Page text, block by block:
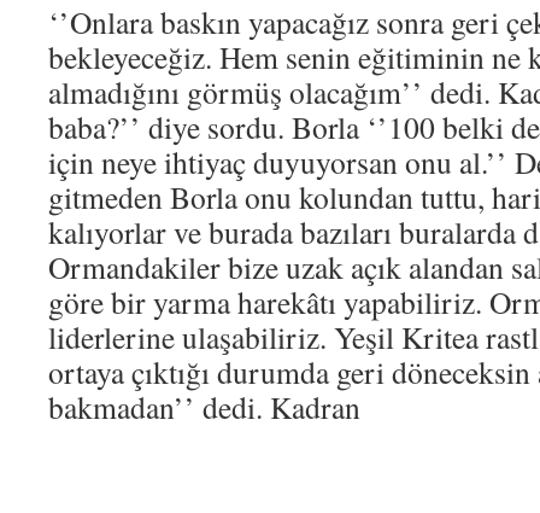
‘’Onlara baskın yapacağız sonra geri
bekleyeceğiz. Hem senin eğitiminin ne
almadığını görmüş olacağım’’ dedi.
baba?’’ diye sordu. Borla ‘’100 belki
için neye ihtiyaç duyuyorsan onu al.’’
gitmeden Borla onu kolundan tuttu,
kalıyorlar ve burada bazıları buralarda
Ormandakiler bize uzak açık alandan
göre bir yarma harekâtı yapabiliriz.
liderlerine ulaşabiliriz. Yeşil Kritea
ortaya çıktığı durumda geri
bakmadan’’ dedi. Kadran